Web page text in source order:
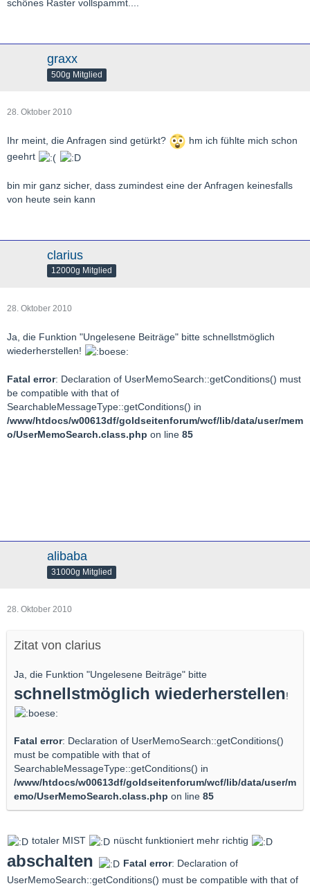
schönes Raster vollspammt....
graxx
500g Mitglied
28. Oktober 2010
Ihr meint, die Anfragen sind getürkt?
hm ich fühlte mich schon
geehrt
bin mir ganz sicher, dass zumindest eine der Anfragen keinesfalls
von heute sein kann
clarius
12000g Mitglied
28. Oktober 2010
Ja, die Funktion "Ungelesene Beiträge" bitte schnellstmöglich
wiederherstellen!
Fatal error: Declaration of UserMemoSearch::getConditions() must
be compatible with that of
SearchableMessageType::getConditions() in
/www/htdocs/w00613df/goldseitenforum/wcf/lib/data/user/mem
o/UserMemoSearch.class.php on line 85
alibaba
31000g Mitglied
28. Oktober 2010
Zitat von clarius
Ja, die Funktion "Ungelesene Beiträge" bitte
schnellstmöglich wiederherstellen!
Fatal error: Declaration of UserMemoSearch::getConditions()
must be compatible with that of
SearchableMessageType::getConditions() in
/www/htdocs/w00613df/goldseitenforum/wcf/lib/data/user/m
emo/UserMemoSearch.class.php on line 85
totaler MIST nüscht funktioniert mehr richtig
abschalten Fatal error: Declaration of
UserMemoSearch::getConditions() must be compatible with that of